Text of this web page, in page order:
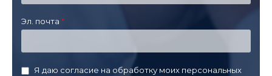
Эл. почта
Я даю согласие на обработку моих персональных